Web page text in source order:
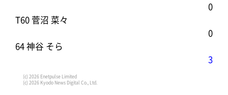
0
T60 菅沼 菜々
0
64 神谷 そら
3
(c) 2026 Enetpulse Limited
(c) 2026 Kyodo News Digital Co., Ltd.